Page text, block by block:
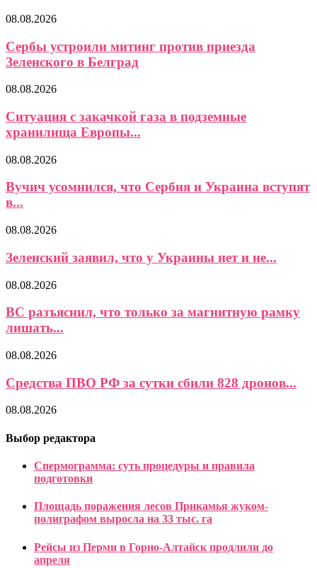
08.08.2026
Сербы устроили митинг против приезда
Зеленского в Белград
08.08.2026
Ситуация с закачкой газа в подземные
хранилища Европы...
08.08.2026
Вучич усомнился, что Сербия и Украина вступят
в...
08.08.2026
Зеленский заявил, что у Украины нет и не...
08.08.2026
ВС разъяснил, что только за магнитную рамку
лишать...
08.08.2026
Средства ПВО РФ за сутки сбили 828 дронов...
08.08.2026
Выбор редактора
Спермограмма: суть процедуры и правила
подготовки
Площадь поражения лесов Прикамья жуком-
полиграфом выросла на 33 тыс. га
Рейсы из Перми в Горно-Алтайск продлили до
апреля